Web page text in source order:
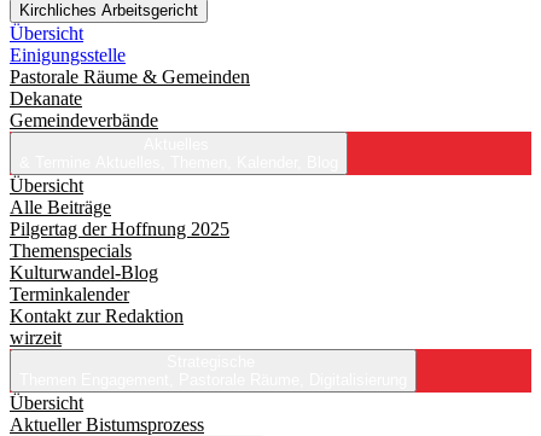
Kirchliches Arbeitsgericht
Übersicht
Einigungsstelle
Pastorale Räume & Gemeinden
Dekanate
Gemeindeverbände
Übersicht
Alle Beiträge
Pilgertag der Hoffnung 2025
Themenspecials
Kulturwandel-Blog
Terminkalender
Kontakt zur Redaktion
wirzeit
Übersicht
Aktueller Bistumsprozess